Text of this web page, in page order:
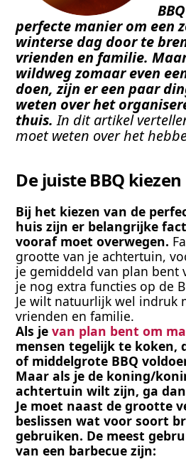
perfecte manier om een
winterse dag door te
vrienden en familie.
wildweg zomaar even
doen, zijn er een paar
weten over het
thuis. In dit artikel
moet weten over het
De juiste BBQ kiezen
Bij het kiezen van de
huis zijn er belangrijke
vooraf moet overwegen.
grootte van je achtertuin,
je gemiddeld van plan bent
je nog extra functies op de
Je wilt natuurlijk wel indruk
vrienden en familie.
Als je van plan bent om
mensen tegelijk te koken,
of middelgrote BBQ
Maar als je de koning/
achtertuin wilt zijn, ga
Je moet naast de grootte
beslissen wat voor soort
gebruiken. De meest
van een barbecue zijn: